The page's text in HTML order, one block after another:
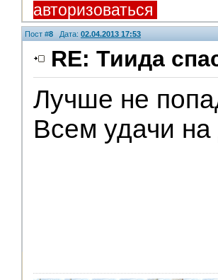
авторизоваться
Пост #8 Дата: 02.04.2013 17:53
RE: Тиида
Лучше не
Всем удачи на